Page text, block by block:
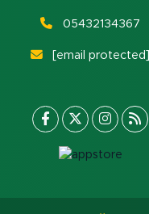
05432134367
[email protected]